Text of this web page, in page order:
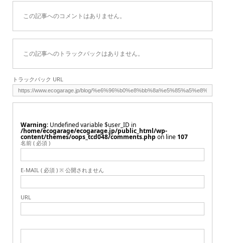
この記事へのコメントはありません。
この記事へのトラックバックはありません。
トラックバック URL
Warning : Undefined variable $user_ID in
/home/ecogarage/ecogarage.jp/public_html/wp-
content/themes/oops_tcd048/comments.php on line107
名前 ( 必須 )
E-MAIL ( 必須 ) ※ 公開されません
URL